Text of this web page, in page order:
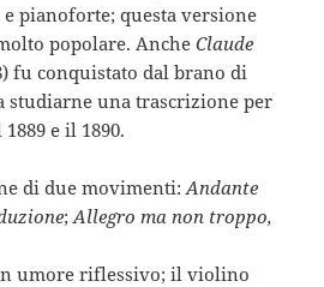
pianoforte; questa versione
popolare. AncheClaude
fu conquistato dal brano di
studiarne una trascrizione per
e il 1890.
di due movimenti:Andante
;Allegro ma non troppo,
umore riflessivo; il violino